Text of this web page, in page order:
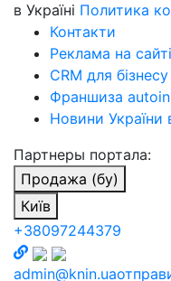
в Україні Политика
Контакти
Реклама на сайті
CRM для бізнесу
Франшиза
Новини України
Партнеры портала:
Продажа (бу)
Київ
+38097244379
admin@knin.ua